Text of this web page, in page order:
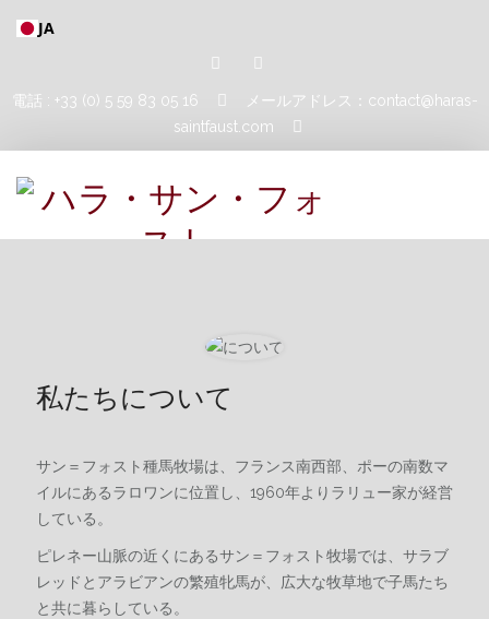
JA
電話 : +33 (0) 5 59 83 05 16
メールアドレス：contact@haras-
saintfaust.com
マシュフル・アル・ハレディア
馬
アラビアンホース
サラブレッド
ポニー競走
私たちについて
サン＝フォスト種馬牧場は、フランス南西部、ポーの南数マ
イルにあるラロワンに位置し、1960年よりラリュー家が経営
している。
ピレネー山脈の近くにあるサン＝フォスト牧場では、サラブ
レッドとアラビアンの繁殖牝馬が、広大な牧草地で子馬たち
と共に暮らしている。